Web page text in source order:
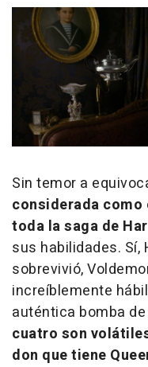
Sin temor a
considerada como
toda la saga de
sus habilidades. Sí,
sobrevivió,
increíblemente
auténtica bomba
cuatro son
don que tiene